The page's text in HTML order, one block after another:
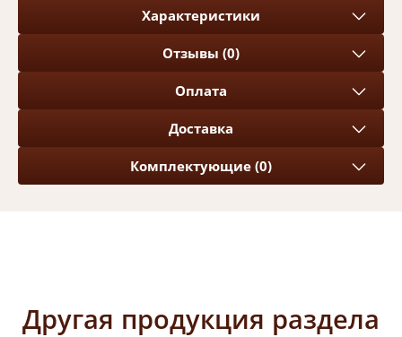
Характеристики
Отзывы (0)
Оплата
Доставка
Комплектующие (0)
Другая продукция раздела